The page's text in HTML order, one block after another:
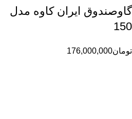
گاوصندوق ایران کاوه مدل
150
تومان176,000,000